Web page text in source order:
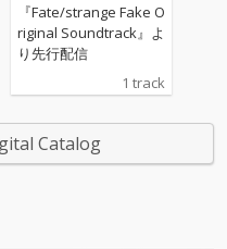
『Fate/strange Fake O
riginal Soundtrack』よ
り先行配信
1 track
Catalog